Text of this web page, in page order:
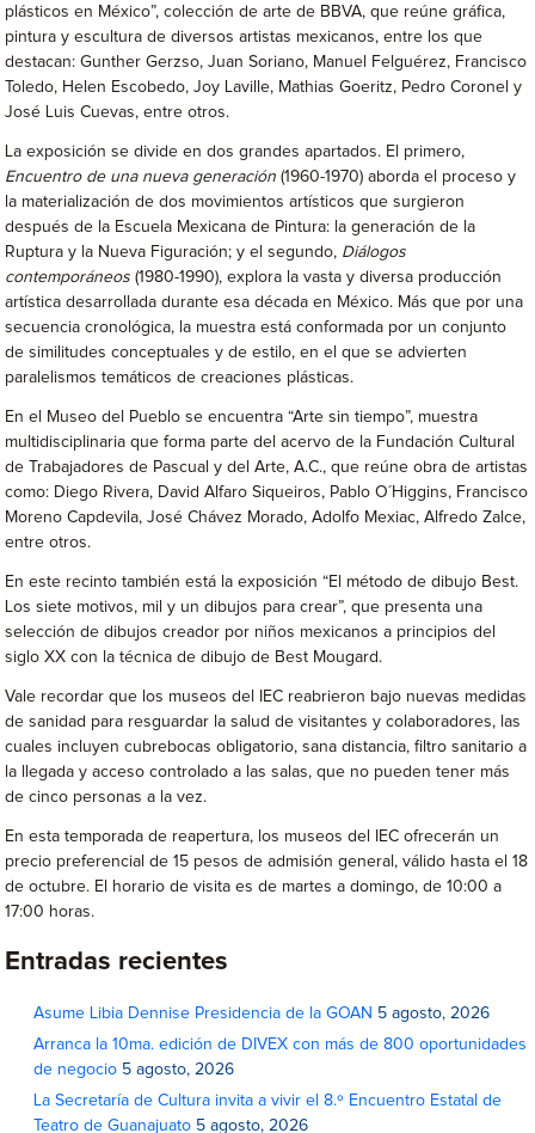
plásticos en México”, colección de arte de BBVA, que reúne gráfica,
pintura y escultura de diversos artistas mexicanos, entre los que
destacan: Gunther Gerzso, Juan Soriano, Manuel Felguérez, Francisco
Toledo, Helen Escobedo, Joy Laville, Mathias Goeritz, Pedro Coronel y
José Luis Cuevas, entre otros.
La exposición se divide en dos grandes apartados. El primero,
Encuentro de una nueva generación(1960-1970) aborda el proceso y
la materialización de dos movimientos artísticos que surgieron
después de la Escuela Mexicana de Pintura: la generación de la
Ruptura y la Nueva Figuración; y el segundo, Diálogos
contemporáneos(1980-1990), explora la vasta y diversa producción
artística desarrollada durante esa década en México. Más que por una
secuencia cronológica, la muestra está conformada por un conjunto
de similitudes conceptuales y de estilo, en el que se advierten
paralelismos temáticos de creaciones plásticas.
En el Museo del Pueblo se encuentra “Arte sin tiempo”, muestra
multidisciplinaria que forma parte del acervo de la Fundación Cultural
de Trabajadores de Pascual y del Arte, A.C., que reúne obra de artistas
como: Diego Rivera, David Alfaro Siqueiros, Pablo O´Higgins, Francisco
Moreno Capdevila, José Chávez Morado, Adolfo Mexiac, Alfredo Zalce,
entre otros.
En este recinto también está la exposición “El método de dibujo Best.
Los siete motivos, mil y un dibujos para crear”, que presenta una
selección de dibujos creador por niños mexicanos a principios del
siglo XX con la técnica de dibujo de Best Mougard.
Vale recordar que los museos del IEC reabrieron bajo nuevas medidas
de sanidad para resguardar la salud de visitantes y colaboradores, las
cuales incluyen cubrebocas obligatorio, sana distancia, filtro sanitario a
la llegada y acceso controlado a las salas, que no pueden tener más
de cinco personas a la vez.
En esta temporada de reapertura, los museos del IEC ofrecerán un
precio preferencial de 15 pesos de admisión general, válido hasta el 18
de octubre. El horario de visita es de martes a domingo, de 10:00 a
17:00 horas.
Entradas recientes
Asume Libia Dennise Presidencia de la GOAN 5 agosto, 2026
Arranca la 10ma. edición de DIVEX con más de 800 oportunidades
de negocio 5 agosto, 2026
La Secretaría de Cultura invita a vivir el 8.º Encuentro Estatal de
Teatro de Guanajuato 5 agosto, 2026